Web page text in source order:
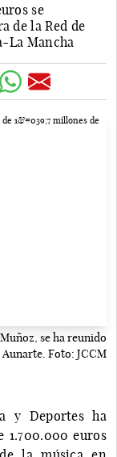
se
de la Red de
La Mancha
se ha reunido
Foto: JCCM
y Deportes ha
1.700.000 euros